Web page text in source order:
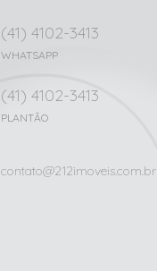
(41) 4102-3413
WHATSAPP
(41) 4102-3413
PLANTÃO
contato@212imoveis.com.br